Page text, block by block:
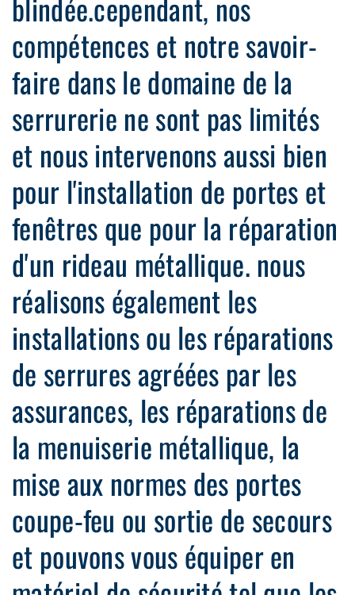
compétences et notre savoir-
faire dans le domaine de la
serrurerie ne sont pas limités
et nous intervenons aussi bien
pour l'installation de portes et
fenêtres que pour la réparation
d'un rideau métallique. nous
réalisons également les
installations ou les réparations
de serrures agréées par les
assurances, les réparations de
la menuiserie métallique, la
mise aux normes des portes
coupe-feu ou sortie de secours
et pouvons vous équiper en